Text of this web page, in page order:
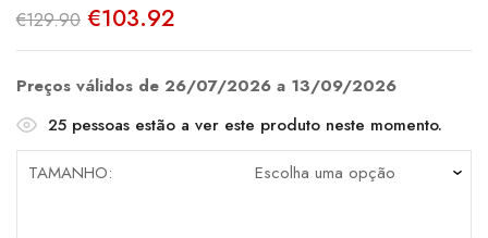
€129.90 O
preço
original
€129.90.
€103.92Opreço
atual
€103.92.
Preços válidos de 26/07/2026 a 13/09/2026
25 pessoas estão a ver este produto neste momento.
TAMANHO